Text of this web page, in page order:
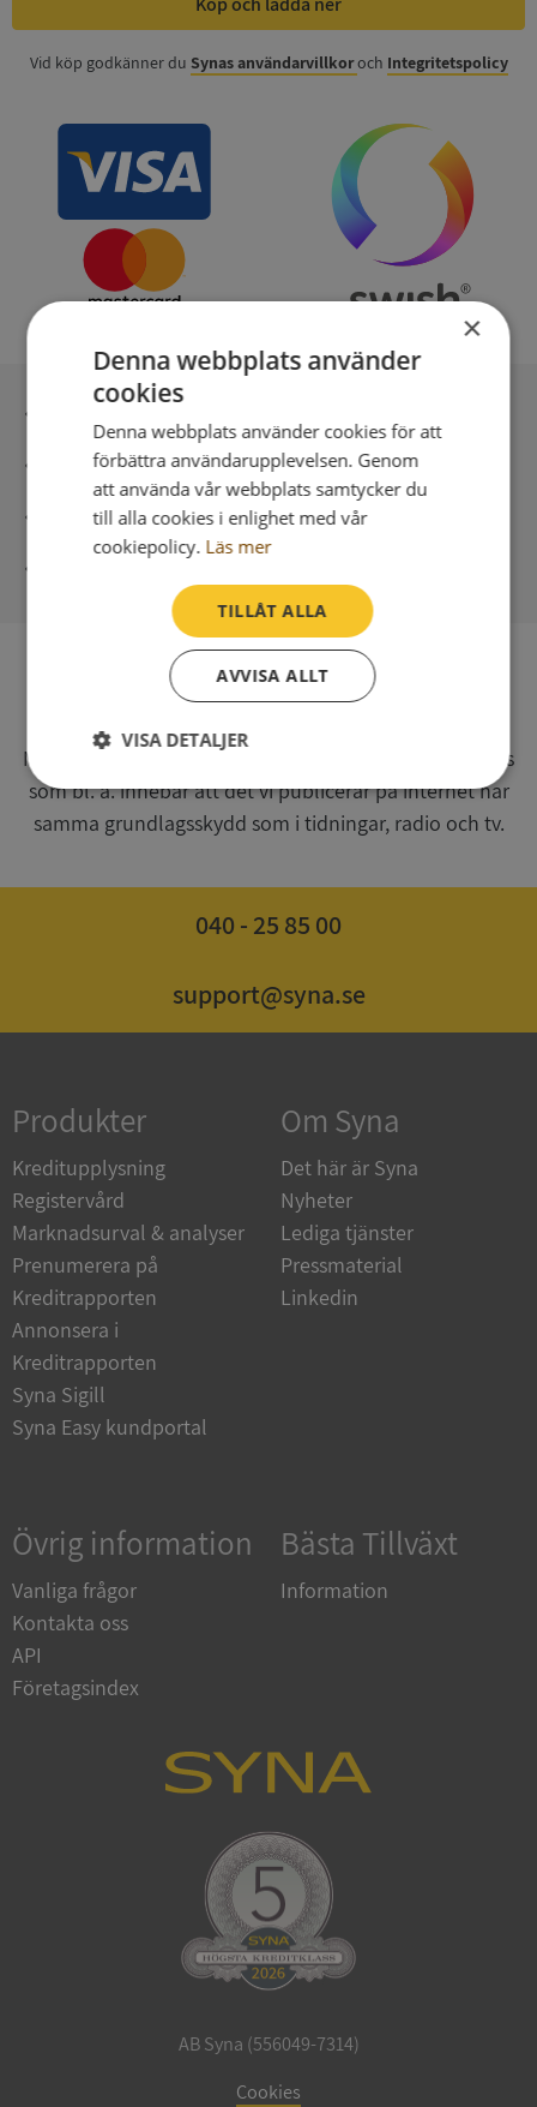
Vid köp godkänner du Synas användarvillkoroch Integritetspolicy
Säker betalning med stripe
Direkt digital leverans
Syna har för webbplatsen www.syna.se ett av
Myndigheten för press, radio och tv s.k. utgivningsbevis
som bl. a. innebär att det vi publicerar på internet har
samma grundlagsskydd som i tidningar, radio och tv.
040 - 25 85 00
support@syna.se
Produkter
Kreditupplysning
Registervård
Marknadsurval & analyser
Prenumerera på
Kreditrapporten
Annonsera i
Kreditrapporten
Syna Sigill
Syna Easy kundportal
Om Syna
Det här är Syna
Nyheter
Lediga tjänster
Pressmaterial
Linkedin
Övrig information
Vanliga frågor
Kontakta oss
API
Företagsindex
Bästa Tillväxt
Information
AB Syna (556049-7314)
Cookies
×
Denna webbplats använder
cookies
Denna webbplats använder cookies för att
förbättra användarupplevelsen. Genom
att använda vår webbplats samtycker du
till alla cookies i enlighet med vår
cookiepolicy. Läs mer
TILLÅT ALLA
AVVISA ALLT
VISA DETALJER
Strikt
nödvändigt
Prestanda Inriktning
kärnwebbplatsfunktioner som användarinloggning
och kontohantering. Webbplatsen kan inte
användas ordentligt utan strikt nödvändiga cookies.
Namn
Leverantör
Domän
VISITOR_PRIVACY_METADATA
ASP.NET_SessionId
Microsoft
Corporation
de.syna.se
Google